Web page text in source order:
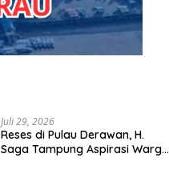
Juli 29, 2026
Reses di Pulau Derawan, H.
Saga Tampung Aspirasi Warga